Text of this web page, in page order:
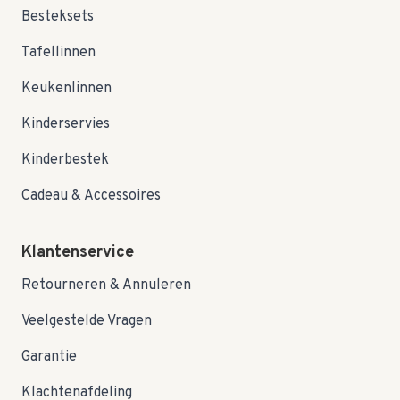
Besteksets
Tafellinnen
Keukenlinnen
Kinderservies
Kinderbestek
Cadeau & Accessoires
Klantenservice
Retourneren & Annuleren
Veelgestelde Vragen
Garantie
Klachtenafdeling